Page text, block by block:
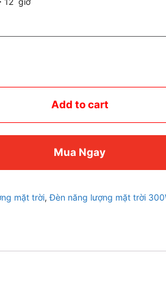
Add to cart
Mua Ngay
mặt trời,Đèn năng lượng mặt trời